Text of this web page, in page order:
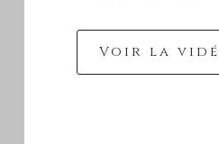
Voir la